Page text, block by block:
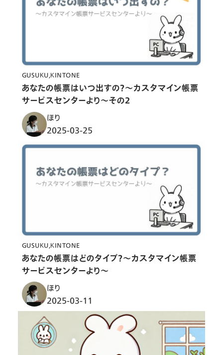
GUSUKU KINTONE
あなたの帳票はいつ出すの？〜カスタマイン帳票
サービスセンターより〜その２
ほり
2025-03-25
GUSUKU KINTONE
あなたの帳票はどのタイプ？〜カスタマイン帳票
サービスセンターより〜
ほり
2025-03-11